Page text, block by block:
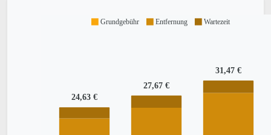
24,63 €
27,67 €
31,47 €
Grundgebühr Entfernung Wartezeit